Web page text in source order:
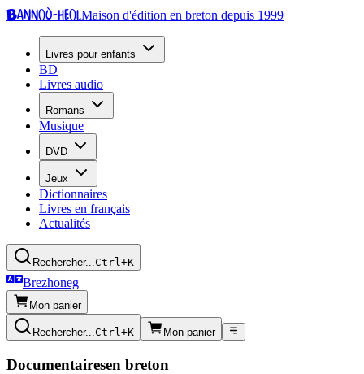
Bannoù-heolMaison d'édition en breton depuis 1999
Livres pour enfants
BD
Livres audio
Romans
Musique
DVD
Jeux
Dictionnaires
Livres en français
Actualités
Rechercher...Ctrl+K
Brezhoneg
Mon panier
Rechercher...Ctrl+K Mon panier
Documentairesen breton